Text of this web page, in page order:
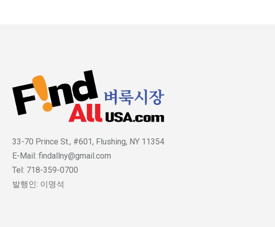
33-70 Prince St., #601, Flushing, NY 11354
E-Mail: findallny@gmail.com
Tel: 718-359-0700
발행인: 이명석